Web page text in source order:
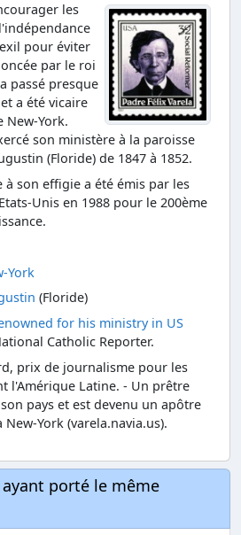
les
pour éviter
par le roi
passé presque
a été vicaire
New-York.
son ministère à la paroisse
(Floride) de 1847 à 1852.
son effigie a été émis par les
Unis en 1988 pour le 200ème
York
(Floride)
for his ministry in US
Catholic Reporter.
prix de journalisme pour les
l'Amérique Latine. - Un prêtre
pays et est devenu un apôtre
York (varela.navia.us).
porté le même